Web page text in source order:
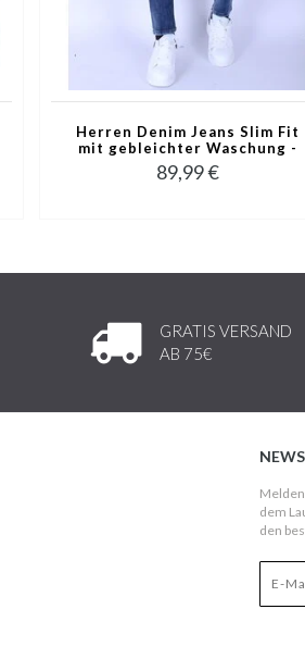
Herren Denim Jeans Slim Fit
mit gebleichter Waschung -
1094 - Blau
89,99 €
GRATIS VERSAND
AB 75€
dem
den